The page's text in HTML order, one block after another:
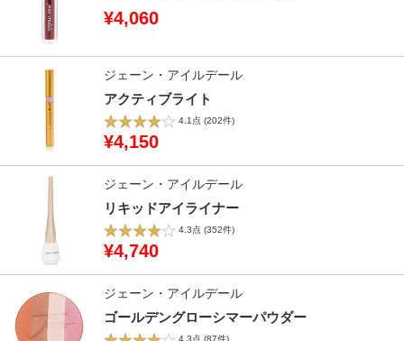
¥4,060
ジェーン・アイルデール
アクティブライト
4.1点 (202件)
¥4,150
ジェーン・アイルデール
リキッドアイライナー
4.3点 (352件)
¥4,740
ジェーン・アイルデール
ゴールデングローシマーパウダー
4.3点 (87件)